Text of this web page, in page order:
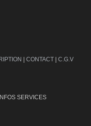
| CONTACT | C.G.V
SERVICES